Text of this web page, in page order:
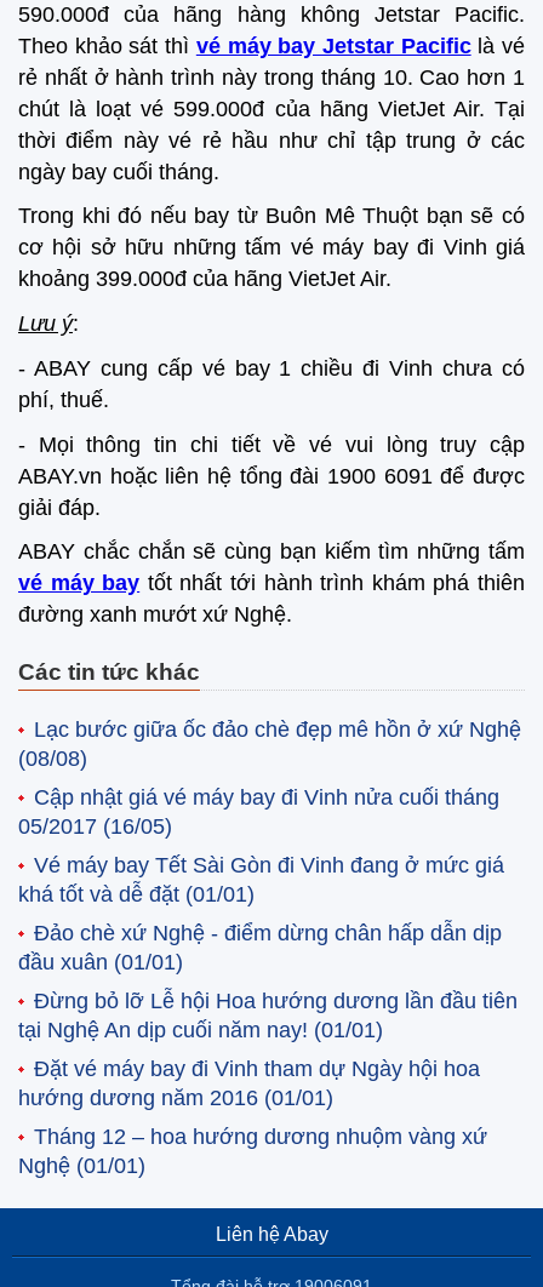
590.000đ của hãng hàng không Jetstar Pacific.
Theo khảo sát thì vé máy bay Jetstar Pacificlà vé
rẻ nhất ở hành trình này trong tháng 10. Cao hơn 1
chút là loạt vé 599.000đ của hãng VietJet Air. Tại
thời điểm này vé rẻ hầu như chỉ tập trung ở các
ngày bay cuối tháng.
Trong khi đó nếu bay từ Buôn Mê Thuột bạn sẽ có
cơ hội sở hữu những tấm vé máy bay đi Vinh giá
khoảng 399.000đ của hãng VietJet Air.
Lưu ý:
- ABAY cung cấp vé bay 1 chiều đi Vinh chưa có
phí, thuế.
- Mọi thông tin chi tiết về vé vui lòng truy cập
ABAY.vn hoặc liên hệ tổng đài 1900 6091 để được
giải đáp.
ABAY chắc chắn sẽ cùng bạn kiếm tìm những tấm
vé máy bay tốt nhất tới hành trình khám phá thiên
đường xanh mướt xứ Nghệ.
Các tin tức khác
Lạc bước giữa ốc đảo chè đẹp mê hồn ở xứ Nghệ
(08/08)
Cập nhật giá vé máy bay đi Vinh nửa cuối tháng
05/2017 (16/05)
Vé máy bay Tết Sài Gòn đi Vinh đang ở mức giá
khá tốt và dễ đặt (01/01)
Đảo chè xứ Nghệ - điểm dừng chân hấp dẫn dịp
đầu xuân (01/01)
Đừng bỏ lỡ Lễ hội Hoa hướng dương lần đầu tiên
tại Nghệ An dịp cuối năm nay! (01/01)
Đặt vé máy bay đi Vinh tham dự Ngày hội hoa
hướng dương năm 2016 (01/01)
Tháng 12 – hoa hướng dương nhuộm vàng xứ
Nghệ (01/01)
Liên hệ Abay